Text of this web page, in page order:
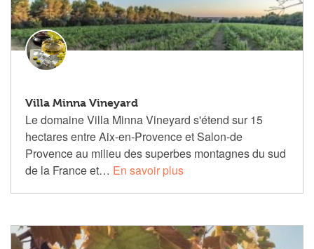
Villa Minna Vineyard
Le domaine Villa Minna Vineyard s'étend sur 15
hectares entre Aix-en-Provence et Salon-de
Provence au milieu des superbes montagnes du sud
de la France et… En savoir plus